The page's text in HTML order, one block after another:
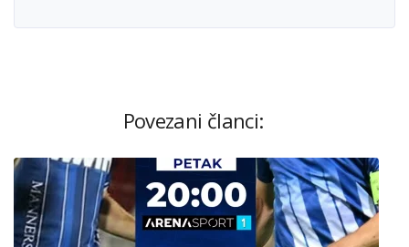
Povezani članci: